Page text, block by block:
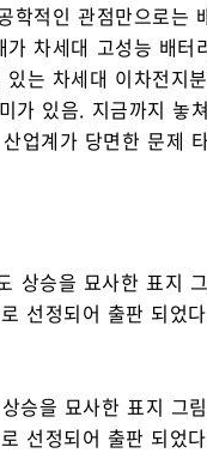
적인 관점만으로는
차세대 고성능 배터
는 차세대 이차전지
가 있음. 지금까지 놓
업계가 당면한 문제
승을 묘사한 표지 그
선정되어 출판 되었